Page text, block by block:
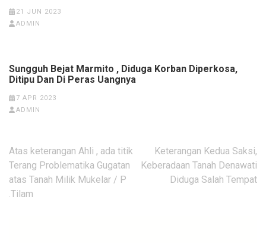
21 JUN 2023
ADMIN
Sungguh Bejat Marmito , Diduga Korban Diperkosa,
Ditipu Dan Di Peras Uangnya
7 APR 2023
ADMIN
Navigasi
pos
Atas keterangan Ahli , ada titik
Terang Problematika Gugatan
atas Tanah Milik Mukelar / P
.Tilam
Keterangan Kedua Saksi,
Keberadaan Tanah Denawati
Diduga Salah Tempat